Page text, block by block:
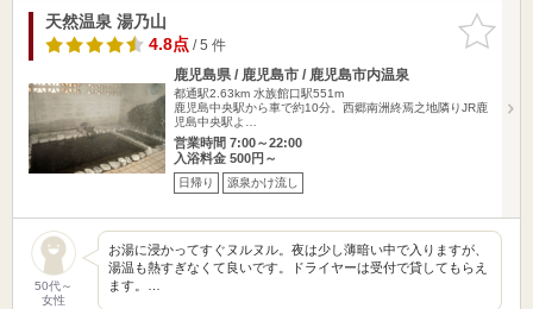
お気に入
りに追加
天然温泉 湯乃山
4.8点/ 5 件
鹿児島県 / 鹿児島市 / 鹿児島市内温泉
都通駅2.63km 水族館口駅551m
鹿児島中央駅から車で約10分。西郷南洲終焉之地隣りJR鹿
児島中央駅よ…
営業時間 7:00～22:00
入浴料金 500円～
日帰り 源泉かけ流し
50代～
女性
お湯に浸かってすぐヌルヌル。夜は少し薄暗い中で入りますが、
湯温も熱すぎなくて良いです。ドライヤーは受付で貸してもらえ
ます。…